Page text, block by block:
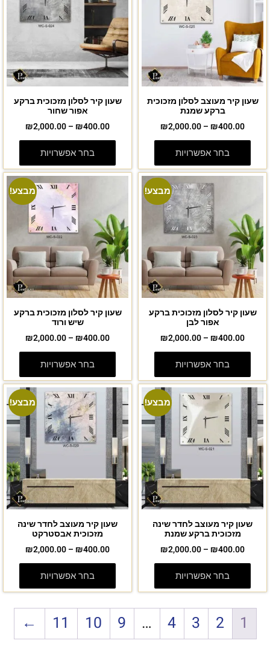
שעון קיר מעוצב לסלון מזכוכית
ברקע שמנת
₪400.00
–
₪2,000.00
בחר אפשרויות
שעון קיר לסלון מזכוכית ברקע
אפור שחור
₪400.00
–
₪2,000.00
בחר אפשרויות
מבצע!
שעון קיר לסלון מזכוכית ברקע
אפור לבן
₪400.00
–
₪2,000.00
בחר אפשרויות
מבצע!
שעון קיר לסלון מזכוכית ברקע
שיש ורוד
₪400.00
–
₪2,000.00
בחר אפשרויות
מבצע!
שעון קיר מעוצב לחדר שינה
מזכוכית ברקע שמנת
₪400.00
–
₪2,000.00
בחר אפשרויות
מבצע!
שעון קיר מעוצב לחדר שינה
מזכוכית אבסטרקט
₪400.00
–
₪2,000.00
בחר אפשרויות
1
2
3
4
…
9
10
11
←